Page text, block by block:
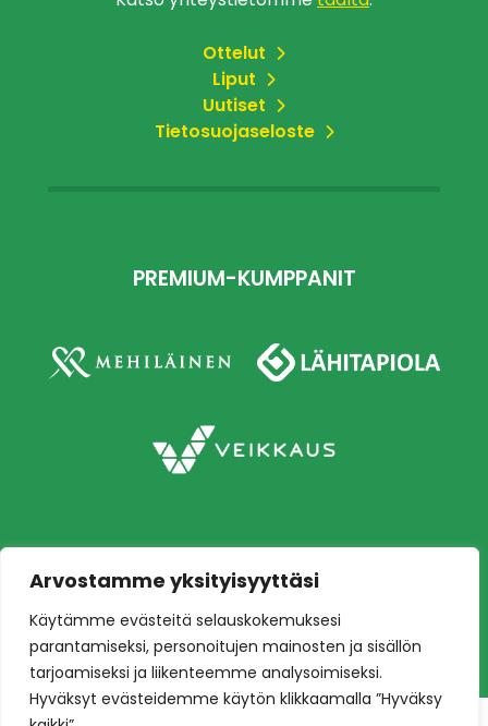
Arvostamme yksityisyyttäsi
Käytämme evästeitä selauskokemuksesi
parantamiseksi, personoitujen mainosten ja sisällön
tarjoamiseksi ja liikenteemme analysoimiseksi.
Hyväksyt evästeidemme käytön klikkaamalla ”Hyväksy
Ottelut
Liput
Uutiset
Tietosuojaseloste
PREMIUM-KUMPPANIT
edustusjoukkue
Toteutus:Mainostoimisto Värikäs